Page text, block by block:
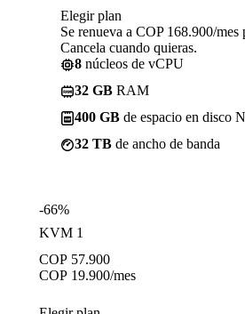
Elegir plan
Se renueva a COP 168.900/mes
Cancela cuando quieras.
8 núcleos de vCPU
32 GB RAM
400 GB de espacio en disco
32 TB de ancho de banda
-66%
KVM 1
COP 57.900
COP 19.900/mes